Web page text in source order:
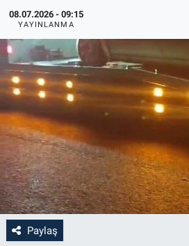
08.07.2026 - 09:15
YAYINLANMA
Paylaş